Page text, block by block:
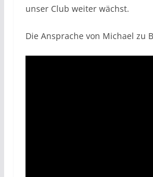
unser Club weiter wächst.
Die Ansprache von Michael zu